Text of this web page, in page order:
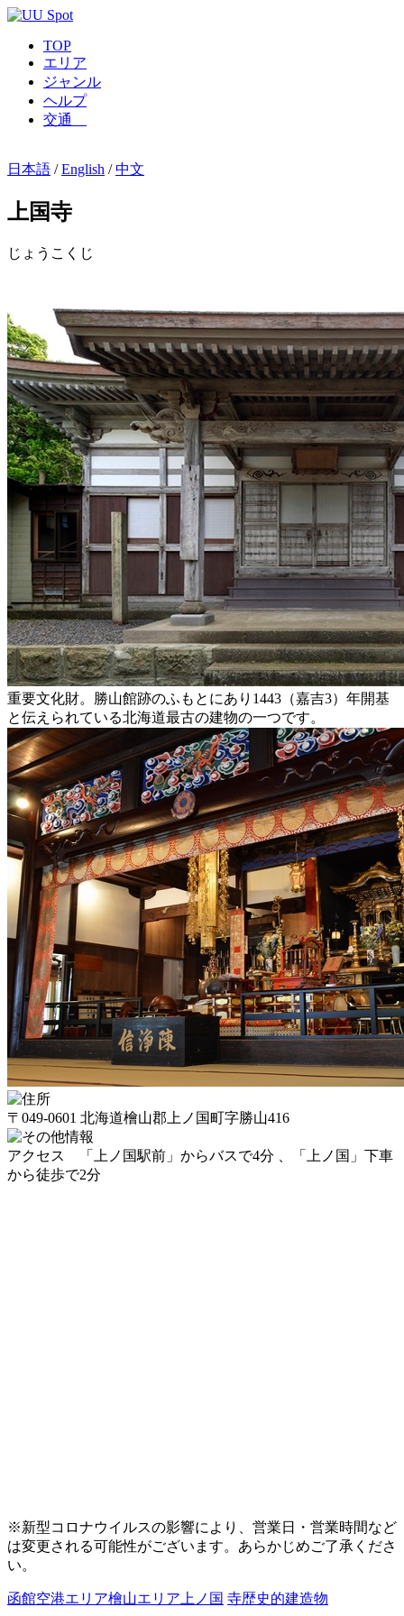
TOP
エリア
ジャンル
ヘルプ
交通
日本語 /English /中文
上国寺
じょうこくじ
重要文化財。勝山館跡のふもとにあり1443（嘉吉3）年開基
と伝えられている北海道最古の建物の一つです。
〒049-0601 北海道檜山郡上ノ国町字勝山416
アクセス 「上ノ国駅前」からバスで4分 、「上ノ国」下車
から徒歩で2分
※新型コロナウイルスの影響により、営業日・営業時間など
は変更される可能性がございます。あらかじめご了承くださ
い。
函館空港エリア檜山エリア 上ノ国 寺歴史的建造物